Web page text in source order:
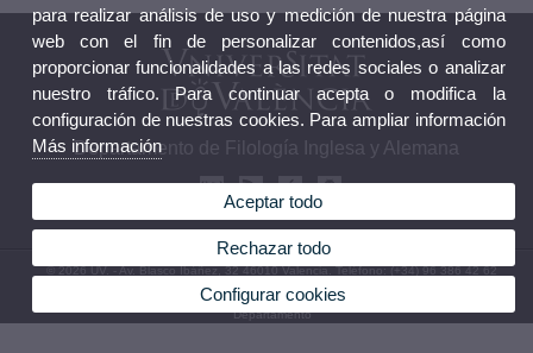
Departamento de Filología Inglesa y Alemana
© 2026 UV. - Av. Blasco Ibáñez, 32 46010 Valencia. Teléfono: (+34) 96 386 42 62
|Política privacidad|Cookies
Departamento
para realizar análisis de uso y medición de nuestra página
web con el fin de personalizar contenidos,así como
proporcionar funcionalidades a las redes sociales o analizar
nuestro tráfico. Para continuar acepta o modifica la
configuración de nuestras cookies. Para ampliar información
Más información
Aceptar todo
Rechazar todo
Configurar cookies